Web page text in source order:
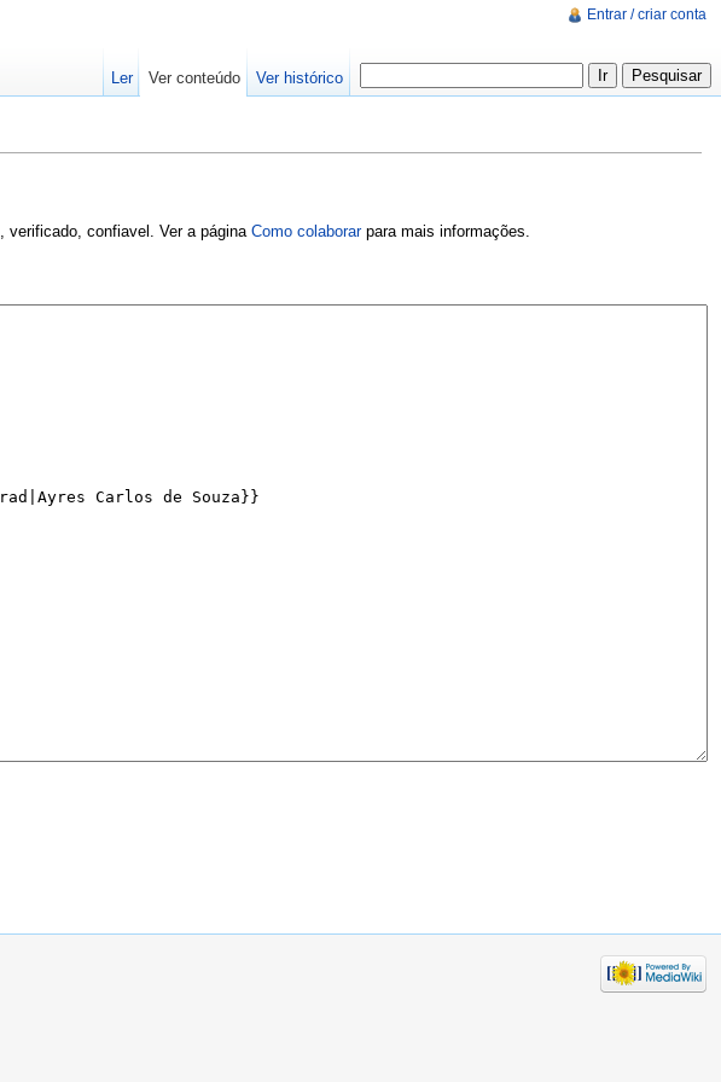
, verificado, confiavel. Ver a páginaComo colaborarpara mais informações.
Entrar / criar conta
Ler Ver conteúdo Ver histórico